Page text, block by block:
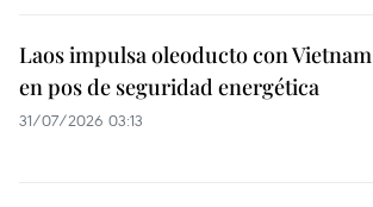
Laos impulsa oleoducto con Vietnam
en pos de seguridad energética
31/07/2026 03:13